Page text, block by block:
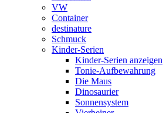
VW
Container
destinature
Schmuck
Kinder-Serien
Kinder-Serien anzeigen
Tonie-Aufbewahrung
Die Maus
Dinosaurier
Sonnensystem